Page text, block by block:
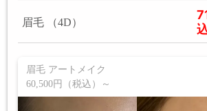
眉毛 （4D）
眉毛 アートメイク
60,500円（税込）～